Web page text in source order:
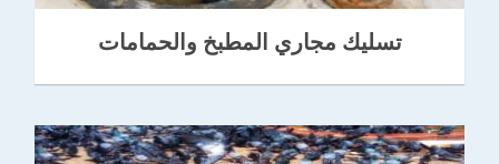
تسليك مجاري المطبخ والحمامات